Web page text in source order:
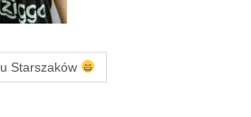
u Starszaków